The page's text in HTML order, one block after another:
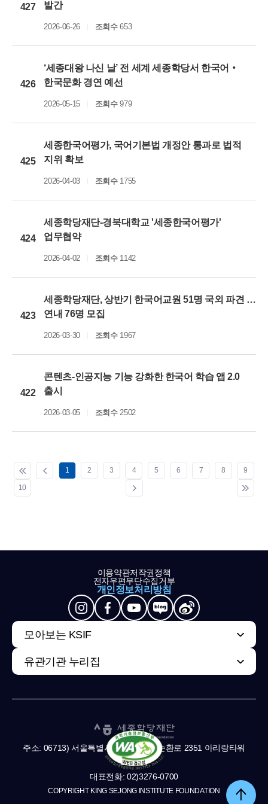
427 발간
2026-06-26 조회수653
426
‘세종대왕 나신 날’ 전 세계 세종학당서 한국어‧
한국문화 경연 예선
2026-05-15 조회수979
425
세종한국어평가, 국어기본법 개정안 통과로 법적
지위 확보
2026-04-03 조회수1755
424
세종학당재단-경북대학교 '세종한국어평가'
업무협약
2026-04-02 조회수1142
423
세종학당재단, 상반기 한국어교원 51명 국외 파견 …
연내 76명 모집
2026-03-30 조회수1967
422
콘텐츠-인공지능 기능 강화한 한국어 학습 앱 2.0
출시
2026-03-05 조회수2502
1 2 3 4 5 6 7 8 9
10
이용약관저작권정책
전자우편무단수집거부
개인정보처리방침
모아보는 KSIF
유관기관 누리집
주소: 06713) 서울특별시 서초구 남부순환로 2351 아리랑타워
11,13층
대표전화: 02)3276-0700
COPYRIGHT KING SEJONG INSTITUTE FOUNDATION